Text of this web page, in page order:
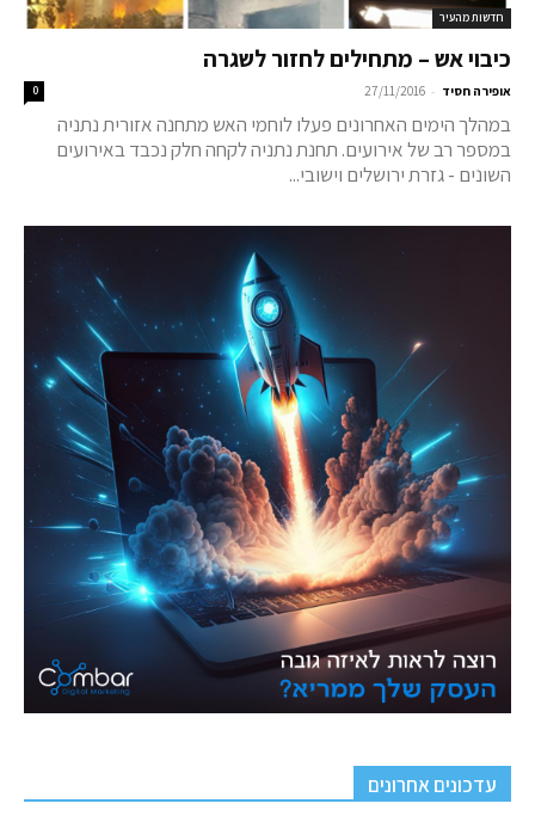
חדשות מהעיר
כיבוי אש – מתחילים לחזור לשגרה
אופירה חסיד -
27/11/2016
0
במהלך הימים האחרונים פעלו לוחמי האש מתחנה אזורית נתניה
במספר רב של אירועים. תחנת נתניה לקחה חלק נכבד באירועים
השונים - גזרת ירושלים וישובי...
עדכונים אחרונים